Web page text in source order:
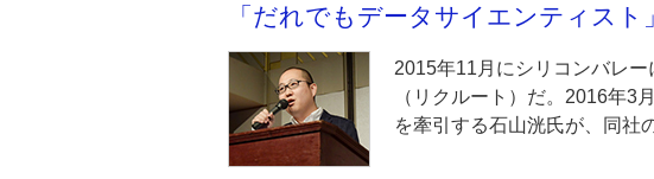
「だれでもデータサイエンティス
2015年11月にシリコンバレ
（リクルート）だ。2016年3
を牽引する石山洸氏が、同社